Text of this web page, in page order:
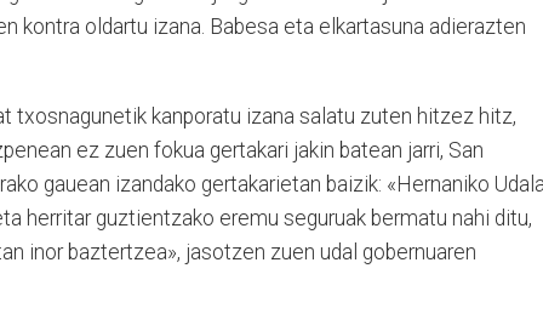
kontra oldartu izana. Babesa eta elkartasuna adierazten
txosnagunetik kanporatu iza­na salatu zuten hitzez hitz,
ez zuen fokua gertakari jakin batean jarri, San
gauean izandako gertakarietan baizik: «Hernaniko
herritar guztientzako eremu seguruak ber­matu nahi ditu,
inor baztertzea», jasotzen zuen udal gobernuaren